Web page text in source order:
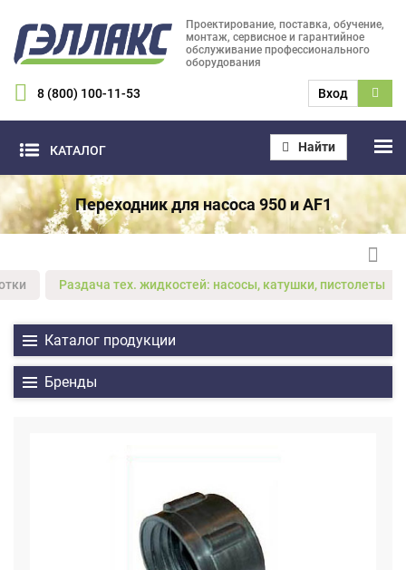
Проектирование, поставка, обучение,
монтаж, сервисное и гарантийное
обслуживание профессионального
оборудования
8 (800) 100-11-53 Вход
КАТАЛОГ Найти
Переходник для насоса 950 и AF1
Раздача тех. жидкостей: насосы, катушки, пистолеты
Каталог продукции
Бренды